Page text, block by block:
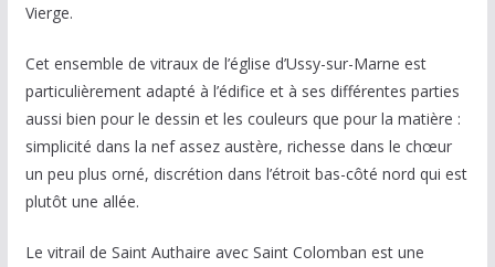
Vierge.
Cet ensemble de vitraux de l’église d’Ussy-sur-Marne est
particulièrement adapté à l’édifice et à ses différentes parties
aussi bien pour le dessin et les couleurs que pour la matière :
simplicité dans la nef assez austère, richesse dans le chœur
un peu plus orné, discrétion dans l’étroit bas-côté nord qui est
plutôt une allée.
Le vitrail de Saint Authaire avec Saint Colomban est une